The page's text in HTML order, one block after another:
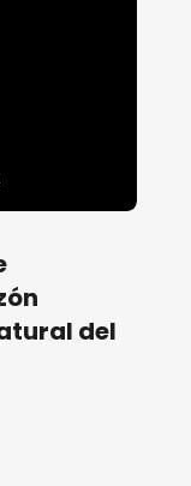
del